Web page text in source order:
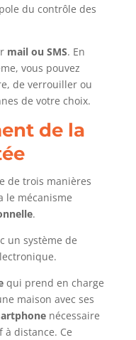
du contrôle des
mail ou SMS. En
vous pouvez
de verrouiller ou
de votre choix.
de la
de trois manières
le mécanisme
.
un système de
qui prend en charge
maison avec ses
nécessaire
distance. Ce